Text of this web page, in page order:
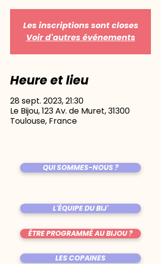
Les inscriptions sont closes
Voir d'autres événements
Heure et lieu
28 sept. 2023, 21:30
Le Bijou, 123 Av. de Muret, 31300
Toulouse, France
QUI SOMMES-NOUS ?
L'ÉQUIPE DU BIJ'
ÊTRE PROGRAMMÉ AU BIJOU ?
LES COPAINES